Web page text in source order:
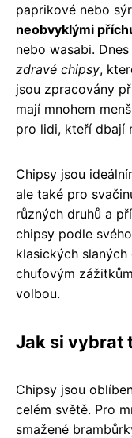
paprikové nebo
neobvyklými
nebo wasabi.
zdravé chipsy,
jsou zpracovány
mají mnohem
pro lidi, kteří dbají
Chipsy jsou
ale také pro
různých druhů a
chipsy podle
klasických
chuťovým
volbou.
Jak si vybrat
Chipsy jsou
celém světě. Pro
smažené